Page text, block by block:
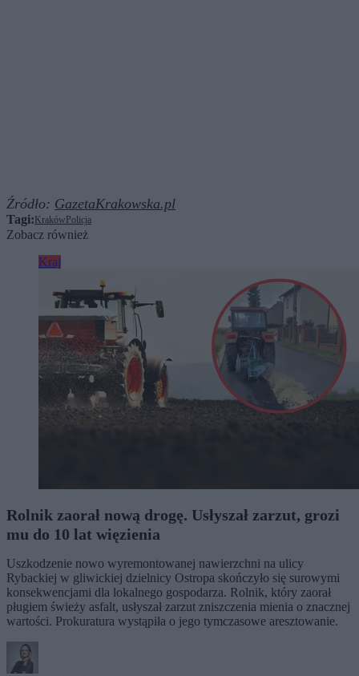
Źródło: GazetaKrakowska.pl
Tagi: Kraków Policja
Zobacz również
Kraj
Rolnik zaorał nową drogę. Usłyszał zarzut, grozi
mu do 10 lat więzienia
Uszkodzenie nowo wyremontowanej nawierzchni na ulicy
Rybackiej w gliwickiej dzielnicy Ostropa skończyło się surowymi
konsekwencjami dla lokalnego gospodarza. Rolnik, który zaorał
pługiem świeży asfalt, usłyszał zarzut zniszczenia mienia o znacznej
wartości. Prokuratura wystąpiła o jego tymczasowe aresztowanie.